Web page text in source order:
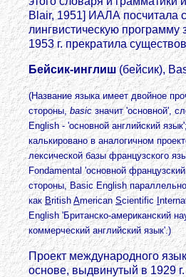
Blair, 1951] ИАЛА посчитала
лингвистическую программу
1953 г. прекратила
Бейсик-инглиш(бейсик),
(Название языка имеет двойное
стороны, basicзначит 'основной',
English - 'основной английский
калькировано в аналогичном
лексической базы французского
Fondamental 'основной
стороны, Basic English
как British American Scientific
English 'Британско-американский
коммерческий английский язык'.)
Проект международного
основе, выдвинутый в 1929